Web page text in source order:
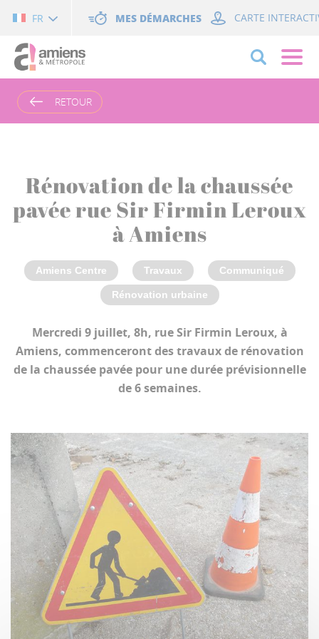
FR MES DÉMARCHES CARTE
RETOUR
Rénovation de la chaussée
pavée rue Sir Firmin Leroux
à Amiens
Amiens Centre Travaux Communiqué
Rénovation urbaine
Mercredi 9 juillet, 8h, rue Sir Firmin Leroux, à
Amiens, commenceront des travaux de rénovation
de la chaussée pavée pour une durée prévisionnelle
de 6 semaines.